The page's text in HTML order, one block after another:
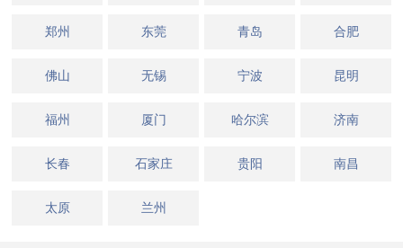
郑州 东莞 青岛 合肥
佛山 无锡 宁波 昆明
福州 厦门 哈尔滨 济南
长春 石家庄 贵阳 南昌
太原 兰州